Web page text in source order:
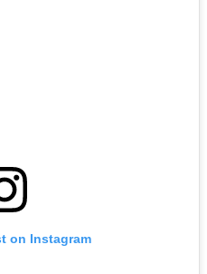
on Instagram